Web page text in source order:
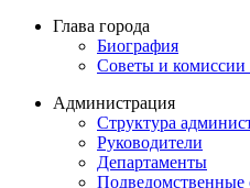
Глава города
Биография
Советы и комиссии
Администрация
Структура
Руководители
Департаменты
Подведомственные